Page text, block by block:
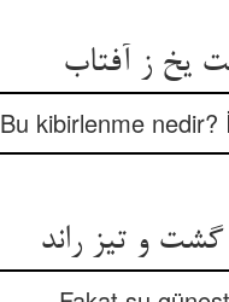
Bu kibirlenme